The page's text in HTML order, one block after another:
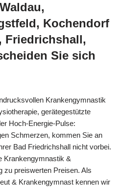
Kochendorf
Friedrichshall,
Sie sich
Krankengymnastik
gerätegestützte
Hoch-Energie-Pulse:
Schmerzen, kommen Sie an
Bad Friedrichshall nicht vorbei.
Krankengymnastik &
zu preiswerten Preisen. Als
& Krankengymnast kennen wir